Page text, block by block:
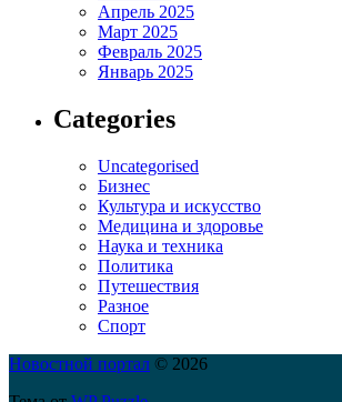
Апрель 2025
Март 2025
Февраль 2025
Январь 2025
Categories
Uncategorised
Бизнес
Культура и искусство
Медицина и здоровье
Наука и техника
Политика
Путешествия
Разное
Спорт
Новостной портал © 2026